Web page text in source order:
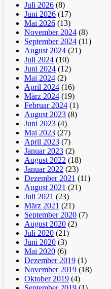
Juli 2026 (8)
Juni 2026 (17)
Mai 2026 (13)
November 2024 (8)
September 2024 (11)
August 2024 (21)
Juli 2024 (10)
Juni 2024 (12)
Mai 2024 (2)
April 2024 (16)
März 2024 (19)
Februar 2024 (1)
August 2023 (8)
Juni 2023 (4)
Mai 2023 (27)
April 2023 (7)
Januar 2023 (2)
August 2022 (18)
Januar 2022 (23)
Dezember 2021 (11)
August 2021 (21)
Juli 2021 (23)
März 2021 (21)
September 2020 (7)
August 2020 (2)
Juli 2020 (21)
Juni 2020 (3)
Mai 2020 (6)
Dezember 2019 (1)
November 2019 (18)
Oktober 2019 (4)